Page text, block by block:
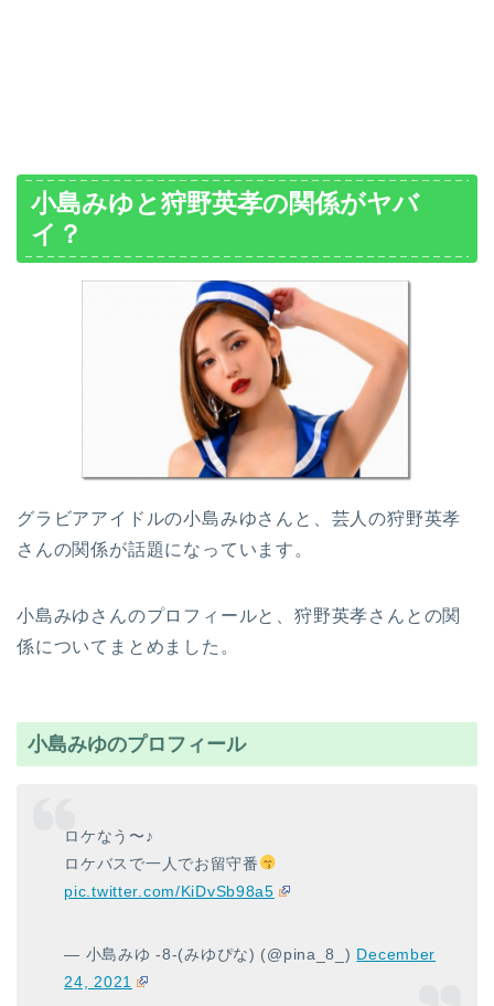
小島みゆと狩野英孝の関係がヤバ
イ？
グラビアアイドルの小島みゆさんと、芸人の狩野英孝
さんの関係が話題になっています。
小島みゆさんのプロフィールと、狩野英孝さんとの関
係についてまとめました。
小島みゆのプロフィール
ロケなう〜♪
ロケバスで一人でお留守番
pic.twitter.com/KiDvSb98a5
— 小島みゆ -8-(みゆぴな) (@pina_8_) December
24, 2021